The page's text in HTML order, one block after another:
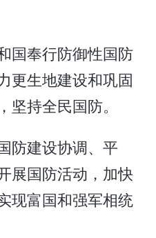
奉行防御性国防
更生地建设和巩固
持全民国防。
防建设协调、平
展国防活动，加快
现富国和强军相统